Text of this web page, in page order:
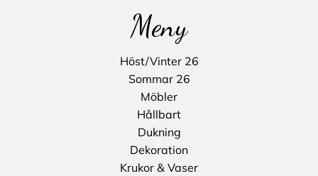
Meny
Höst/Vinter 26
Sommar 26
Möbler
Hållbart
Dukning
Dekoration
Krukor & Vaser